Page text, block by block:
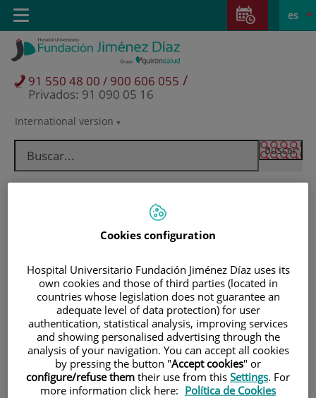
Saltar al contenido
Saltar
contenido
Selector
idioma
activo
es
International version
91 550 48 00 / 900 606 055 /
Privados: 91 090 05 16
Toggle
navigation
Pacientes y visitantes
Cookies configuration
Hospital Universitario Fundación Jiménez Díaz uses its
own cookies and those of third parties (located in
countries whose legislation does not guarantee an
adequate level of data protection) for user
authentication, statistical analysis, improving services
and showing personalised advertising through the
analysis of your navigation. You can accept all cookies
by pressing the button "Accept cookies" or
configure/refuse them their use from this Settings. For
more information click here: Política de Cookies